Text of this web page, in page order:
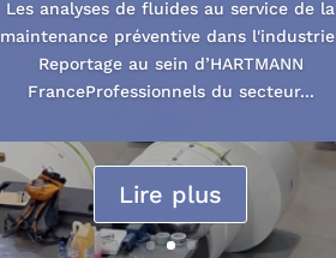
Les analyses de fluides au service de la
maintenance préventive dans l'industrie
Reportage au sein d’HARTMANN
FranceProfessionnels du secteur...
Lire plus